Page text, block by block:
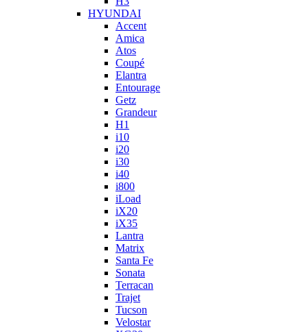
HYUNDAI
Accent
Amica
Atos
Coupé
Elantra
Entourage
Getz
Grandeur
H1
i10
i20
i30
i40
i800
iLoad
iX20
iX35
Lantra
Matrix
Santa Fe
Sonata
Terracan
Trajet
Tucson
Velostar